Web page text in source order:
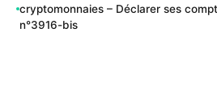
cryptomonnaies – Déclarer ses
n°3916-bis